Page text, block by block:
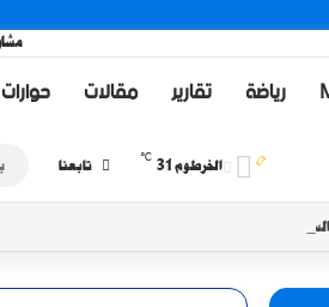
رياضة تقارير مقالات حوارات
الخرطوم 31
℃
تابعنا
يُحرز برونزية سيكافا بثنائية في شباك الجاموس